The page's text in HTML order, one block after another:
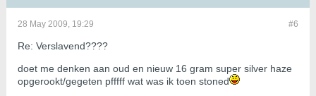
#6
28 May 2009, 19:29
Re: Verslavend????
doet me denken aan oud en nieuw 16 gram super silver haze
opgerookt/gegeten pfffff wat was ik toen stoned